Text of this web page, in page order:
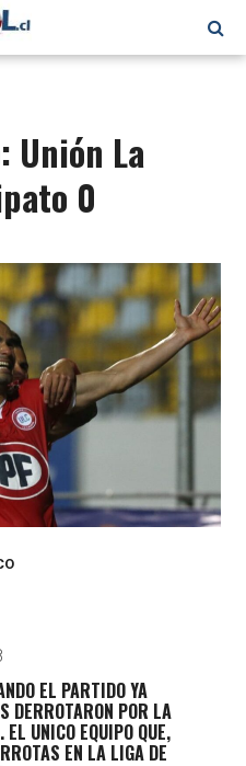
Unión La
0
EL PARTIDO YA
DERROTARON POR LA
UNICO EQUIPO QUE,
EN LA LIGA DE